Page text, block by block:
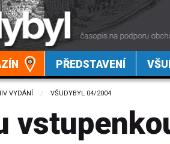
PŘEDSTAVENÍ
VYDÁNÍ VŠUDYBYL 04/2004